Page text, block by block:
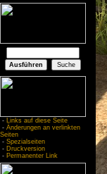
- Links auf diese Seite
- Änderungen an verlinkten
Seiten
- Spezialseiten
- Druckversion
- Permanenter Link